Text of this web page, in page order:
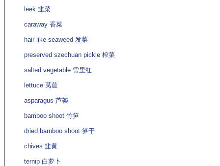
leek 韭菜
caraway 香菜
hair-like seaweed 发菜
preserved szechuan pickle 榨菜
salted vegetable 雪里红
lettuce 莴苣
asparagus 芦荟
bamboo shoot 竹笋
dried bamboo shoot 笋干
chives 韭黄
ternip 白萝卜